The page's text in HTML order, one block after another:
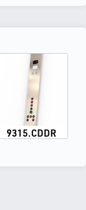
9315.CDDR